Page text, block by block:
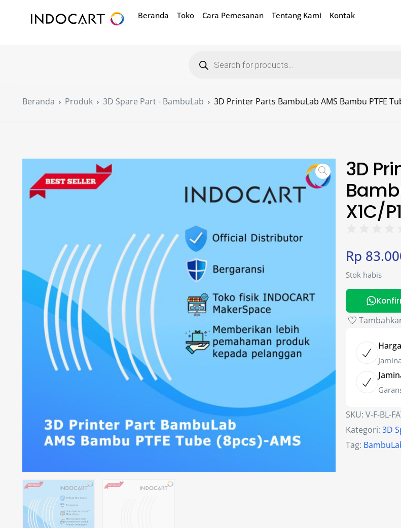
Beranda Toko Cara Pemesanan Tentang Kami Kontak
Beranda Produk 3D Spare Part - BambuLab 3D Printer Parts BambuLab AMS Bambu PTFE
3D
X1C/
Rp
Stok habis
SKU: V-F-BL-
Kategori: 3D
Tag: